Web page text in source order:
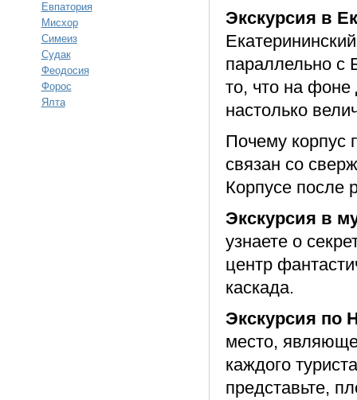
Евпатория
Мисхор
Симеиз
Судак
Феодосия
Форос
Ялта
Экскурсия в
параллельно с
то, что на фоне
настолько
Почему корпус
связан со
Корпусе после
Экскурсия в
узнаете о
центр
каскада.
Экскурсия по
место,
каждого
представьте,